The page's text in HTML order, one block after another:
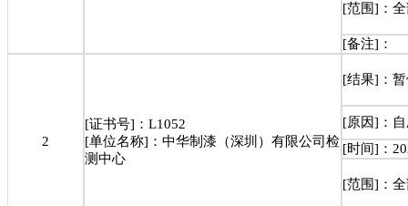
[范围]：
[备注]：
2
[证书号]：L1052
[单位名称]：中华制漆（深圳）有限公司检
测中心
[结果]：
[原因]：
[时间]：
[范围]：